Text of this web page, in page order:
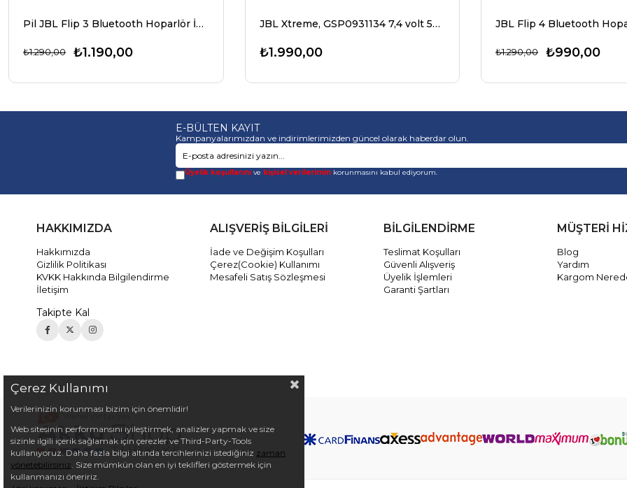
Pil JBL Flip 3 Bluetooth Hoparlör İçin Batarya GSP872693 3.7 Volt 3000mAh Li-Polimer Pil
₺1.190,00
₺1.290,00
JBL Xtreme, GSP0931134 7,4 volt 5000mAh Li-Polimer pil için uygun pil
₺1.990,00 ₺990,00
₺1.290,00
E-BÜLTEN KAYIT
Kampanyalarımızdan ve indirimlerimizden güncel olarak haberdar olun.
Üyelik koşullarını ve kişisel verilerimin korunmasını kabul ediyorum.
HAKKIMIZDA
Hakkımızda
Gizlilik Politikası
KVKK Hakkında Bilgilendirme
İletişim
Takipte Kal
ALIŞVERİŞ BİLGİLERİ
İade ve Değişim Koşulları
Çerez(Cookie) Kullanımı
Mesafeli Satış Sözleşmesi
BİLGİLENDİRME
Teslimat Koşulları
Güvenli Alışveriş
Üyelik İşlemleri
Garanti Şartları
MÜŞTERİ
Blog
Yardım
Kargom
Çerez Kullanımı
Verilerinizin korunması bizim için önemlidir!
Web sitesinin performansını iyileştirmek, analizler yapmak ve size
sizinle ilgili içerik sağlamak için çerezler ve Third-Party-Tools
kullanıyoruz. Daha fazla bilgi altında tercihlerinizi istediğiniz zaman
yönetebilirsiniz. Size mümkün olan en iyi teklifleri göstermek için
kullanmanızı öneririz.